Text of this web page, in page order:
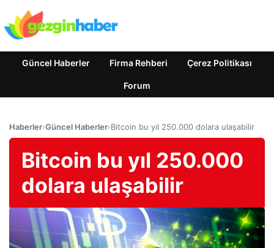
Güncel Haberler Firma Rehberi Çerez Politikası
Forum
Haberler›Güncel Haberler›Bitcoin bu yıl 250.000 dolara ulaşabilir
Bitcoin bu yıl 250.000
dolara ulaşabilir